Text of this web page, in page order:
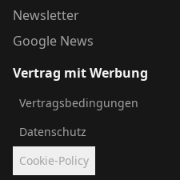
Newsletter
Google News
Vertrag mit Werbung
Vertragsbedingungen
Datenschutz
Cookie-Policy